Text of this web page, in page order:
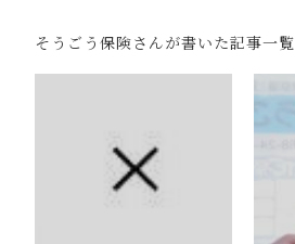
そうごう保険さんが書いた記事一覧